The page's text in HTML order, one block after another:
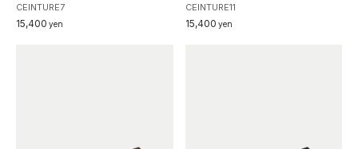
CEINTURE7
15,400 yen
CEINTURE11
15,400 yen